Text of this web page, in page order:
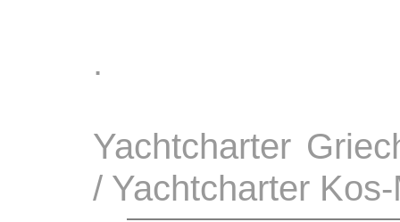
.
Yachtcharter
/ Yachtcharter